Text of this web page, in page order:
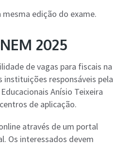
edição do exame.
2025
de vagas para fiscais na
responsáveis pela
Anísio Teixeira
de aplicação.
através de um portal
Os interessados devem